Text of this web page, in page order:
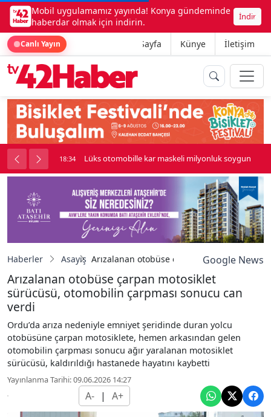
Mobil uygulamamız yayında! Konya gündeminde
haberdar olmak için indirin.
İndir
Canlı Yayın Ana Sayfa Künye İletişim
kavga çıktı 18:34 Lüks otomobille kar maskeli milyonluk soygun
Haberler Asayiş Arızalanan otobüse çarpan motosiklet
Google News
Arızalanan otobüse çarpan motosiklet
sürücüsü, otomobilin çarpması sonucu can
verdi
Ordu’da arıza nedeniyle emniyet şeridinde duran yolcu
otobüsüne çarpan motosiklete, hemen arkasından gelen
otomobilin çarpması sonucu ağır yaralanan motosiklet
sürücüsü, kaldırıldığı hastanede hayatını kaybetti
Yayınlanma Tarihi: 09.06.2026 14:27
A- | A+